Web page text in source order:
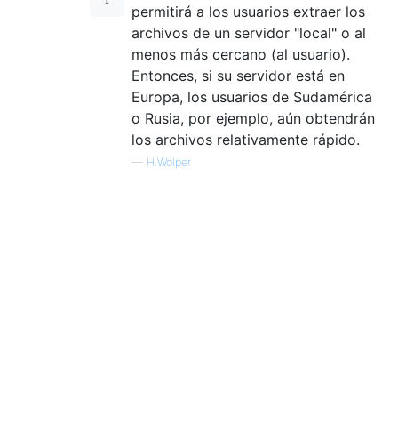
permitirá a los usuarios extraer los
archivos de un servidor "local" o al
menos más cercano (al usuario).
Entonces, si su servidor está en
Europa, los usuarios de Sudamérica
o Rusia, por ejemplo, aún obtendrán
los archivos relativamente rápido.
— H.Wolper